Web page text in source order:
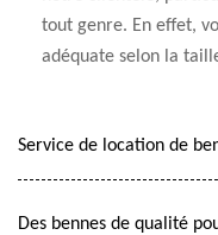
tout genre. En effet,
adéquate selon la
Service de location de
Des bennes de qualité